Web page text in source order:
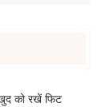
को रखें फिट